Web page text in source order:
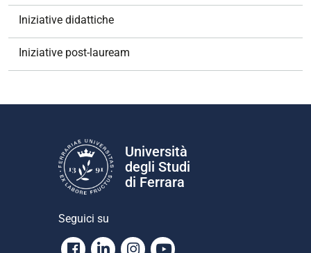
Iniziative didattiche
Iniziative post-lauream
Università
degli Studi
di Ferrara
Seguici su
Facebook
LinkedinInstagram
Youtube